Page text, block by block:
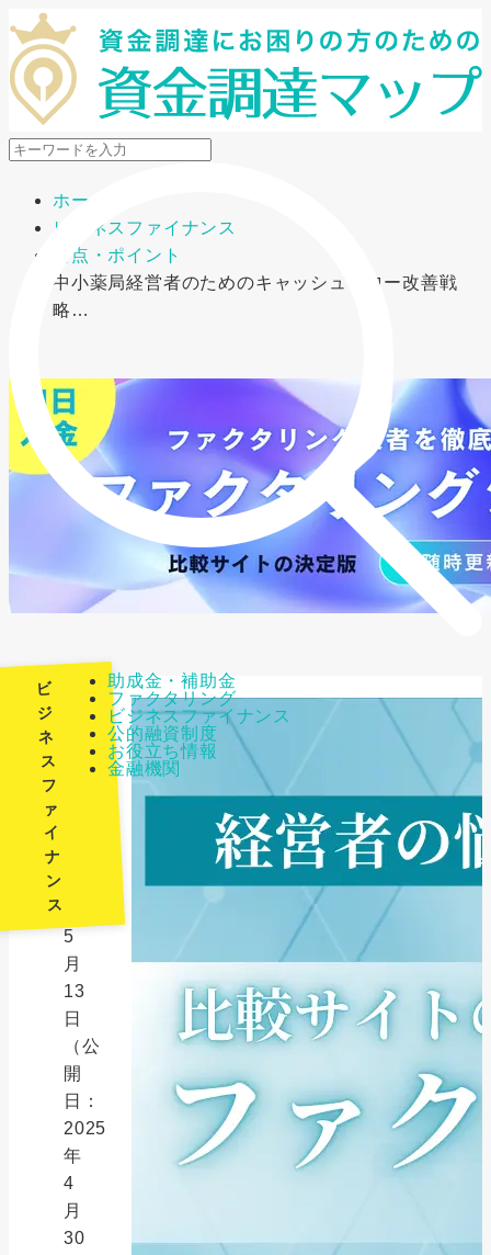
メニューを開閉
助成金・補助金
ファクタリング
ビジネスファイナンス
公的融資制度
お役立ち情報
金融機関
ホーム
ビジネスファイナンス
要点・ポイント
中小薬局経営者のためのキャッシュフロー改善戦
略…
ビ
ジ
ネ
ス
フ
ァ
イ
ナ
ン
ス
5
月
13
日
（公
開
日：
2025
年
4
月
30